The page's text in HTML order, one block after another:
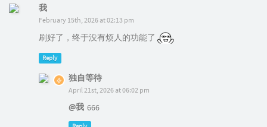
我
February 15th, 2026 at 02:13 pm
刷好了，终于没有烦人的功能了
Reply
独自等待
April 21st, 2026 at 06:02 pm
@我 666